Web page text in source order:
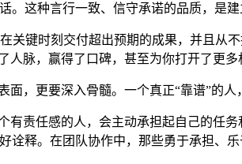
这种言行一致、信守承诺的品质，是建
关键时刻交付超出预期的成果，并且从
脉，赢得了口碑，甚至为你打开了更多
，更要深入骨髓。一个真正“靠谱”的人
有责任感的人，会主动承担起自己的任
释。在团队协作中，那些勇于承担、